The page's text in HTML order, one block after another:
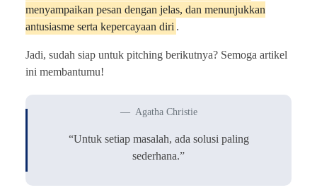
menyampaikan pesan dengan jelas, dan menunjukkan
antusiasme serta kepercayaan diri .
Jadi, sudah siap untuk pitching berikutnya? Semoga artikel
ini membantumu!
Agatha Christie
“Untuk setiap masalah, ada solusi paling
sederhana.”